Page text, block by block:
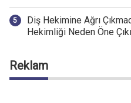
Diş Hekimine Ağrı
Hekimliği Neden Öne
Reklam